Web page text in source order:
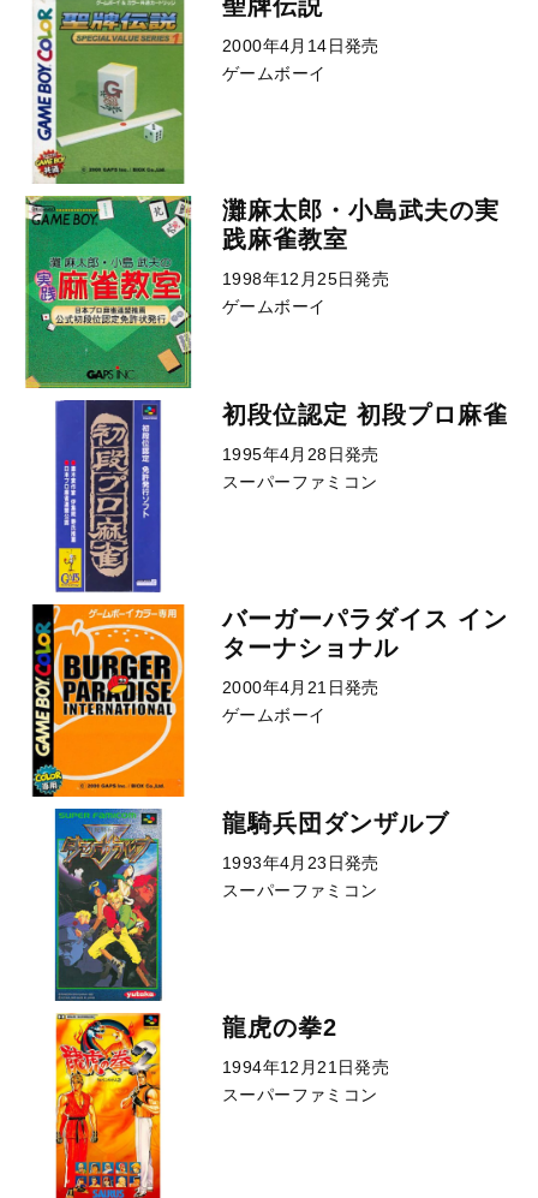
聖牌伝説
2000年4月14日発売
ゲームボーイ
灘麻太郎・小島武夫の実
践麻雀教室
1998年12月25日発売
ゲームボーイ
初段位認定 初段プロ麻雀
1995年4月28日発売
スーパーファミコン
バーガーパラダイス イン
ターナショナル
2000年4月21日発売
ゲームボーイ
龍騎兵団ダンザルブ
1993年4月23日発売
スーパーファミコン
龍虎の拳2
1994年12月21日発売
スーパーファミコン